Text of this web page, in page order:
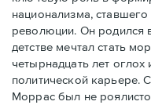
национализма,
революции. Он родился
детстве мечтал стать
четырнадцать лет оглох
политической карьере.
Моррас был не